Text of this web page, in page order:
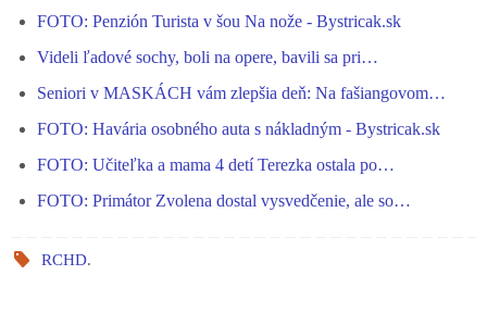
er pp m
FOTO: Penzión Turista v šou Na nože - Bystricak.sk
Videli ľadové sochy, boli na opere, bavili sa pri…
Seniori v MASKÁCH vám zlepšia deň: Na fašiangovom…
FOTO: Havária osobného auta s nákladným - Bystricak.sk
FOTO: Učiteľka a mama 4 detí Terezka ostala po…
FOTO: Primátor Zvolena dostal vysvedčenie, ale so…
RCHD.